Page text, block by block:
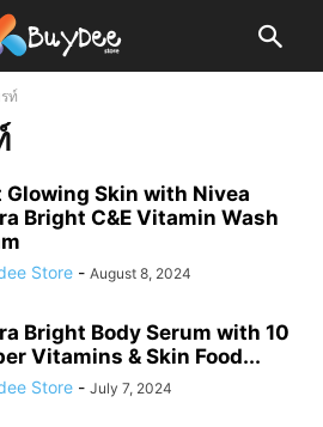
ท์
Glowing Skin with Nivea
Bright C&E Vitamin Wash
Store - August 8, 2024
Bright Body Serum with 10
Vitamins & Skin Food...
Store - July 7, 2024